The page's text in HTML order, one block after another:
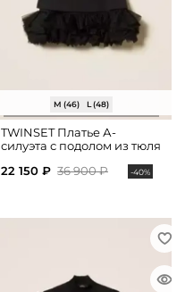
M (46) L (48)
TWINSET Платье А-
силуэта с подолом из тюля
22 150 ₽ 36 900 ₽ -40%